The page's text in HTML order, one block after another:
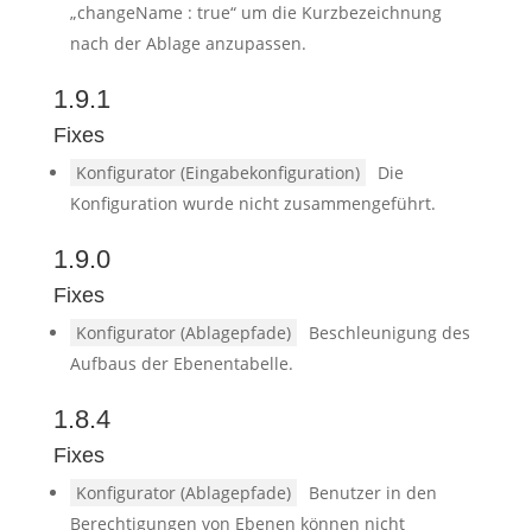
„changeName : true“ um die Kurzbezeichnung
nach der Ablage anzupassen.
1.9.1
Fixes
Konfigurator (Eingabekonfiguration)
Die
Konfiguration wurde nicht zusammengeführt.
1.9.0
Fixes
Konfigurator (Ablagepfade)
Beschleunigung des
Aufbaus der Ebenentabelle.
1.8.4
Fixes
Konfigurator (Ablagepfade)
Benutzer in den
Berechtigungen von Ebenen können nicht